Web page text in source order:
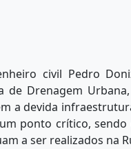
civil Pedro
de Drenagem
a devida
ponto crítico,
a ser realizados na